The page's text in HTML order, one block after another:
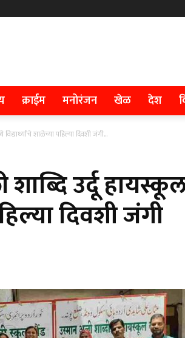
क्राईम मनोरंजन खेळ देश
शाळेच्या पहिल्या दिवशी जंगी...
उर्दू
दिवशी जंगी